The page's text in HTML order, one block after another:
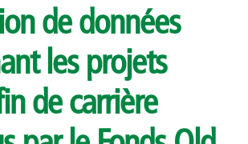
chez vous
de données
les projets
de carrière